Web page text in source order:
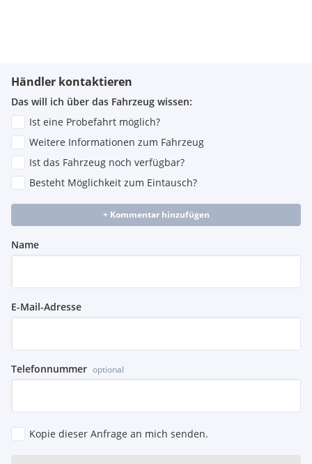
Händler kontaktieren
Das will ich über das Fahrzeug wissen:
Ist eine Probefahrt möglich?
Weitere Informationen zum Fahrzeug
Ist das Fahrzeug noch verfügbar?
Besteht Möglichkeit zum Eintausch?
+ Kommentar hinzufügen
Name
E-Mail-Adresse
Telefonnummer optional
Kopie dieser Anfrage an mich senden.